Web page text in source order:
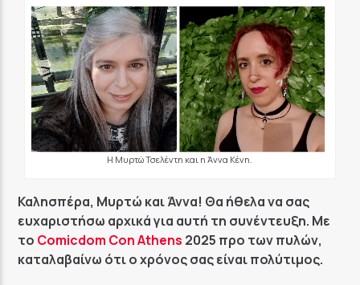
GoRadio
H Μυρτώ Τσελέντη και η Άννα Κένη.
Καλησπέρα, Μυρτώ και Άννα! Θα ήθελα να σας
ευχαριστήσω αρχικά για αυτή τη συνέντευξη. Με
το Comicdom Con Athens 2025 προ των πυλών,
καταλαβαίνω ότι ο χρόνος σας είναι πολύτιμος.